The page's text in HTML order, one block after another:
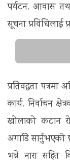
पर्यटन, आवास
सूचना प्रविधिलाई
प्रतिवद्धता
कार्य, निर्वाचन
खोलाको कटान
अगाडि सार्नुभएको
भन्ने नारा सहित